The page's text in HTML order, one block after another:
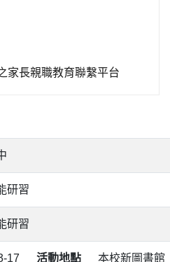
家長親職教育聯繫平台
研習
研習
17 活動地點 本校新圖書館